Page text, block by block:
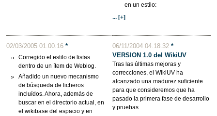
en un estilo:
... [+]
02/03/2005 01:00:16 *
Corregido el estilo de listas
dentro de un ítem de Weblog.
Añadido un nuevo mecanismo
de búsqueda de ficheros
incluídos. Ahora, además de
buscar en el directorio actual, en
el wikibase del espacio y en
06/11/2004 04:18:32*
VERSION 1.0 del WikiUV
Tras las últimas mejoras y
correcciones, el WikiUV ha
alcanzado una madurez suficiente
para que consideremos que ha
pasado la primera fase de desarrollo
y pruebas.